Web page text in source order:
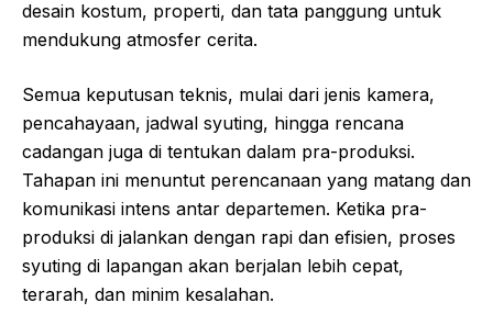
desain kostum, properti, dan tata panggung untuk
mendukung atmosfer cerita.
Semua keputusan teknis, mulai dari jenis kamera,
pencahayaan, jadwal syuting, hingga rencana
cadangan juga di tentukan dalam pra-produksi.
Tahapan ini menuntut perencanaan yang matang dan
komunikasi intens antar departemen. Ketika pra-
produksi di jalankan dengan rapi dan efisien, proses
syuting di lapangan akan berjalan lebih cepat,
terarah, dan minim kesalahan.